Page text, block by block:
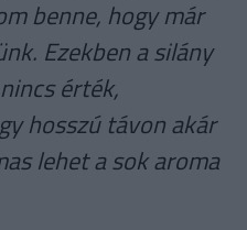
benne, hogy már
Ezekben a silány
érték,
hosszú távon akár
lehet a sok aroma